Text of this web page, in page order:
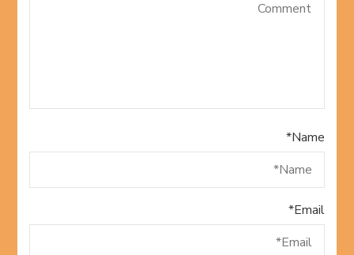
Name
*
Email
*